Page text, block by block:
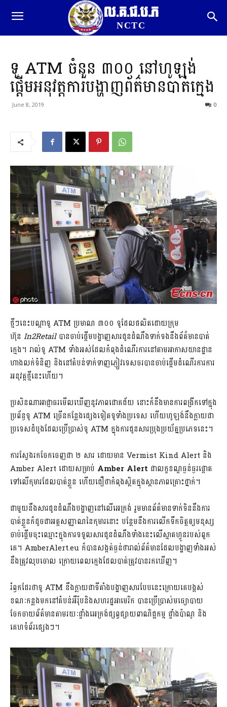
ល.គ.ជ.ប.ភ
NCTC
ទូ ATM ចំនួន ៣០០ ​នៅ​ហូឡង់
ផ្តើម​អនុវត្ត​ការ​បង្ហាញ​ព័ត៌មាន​បាត់​ក្មេង
June 8, 2019 0
ថ្មីៗ​នេះ​បណ្តា​ទូ ATM ប្រមាណ ៣០០ ទូ​ដែល​ផលិត​ដោយ​ក្រុម
ហ៊ុន In2Retail​បាន​ចាប់​ផ្តើម​បង្ហាញ​សារ​ជូន​ដំណឹង​ទាក់ទង​នឹង​ព័ត៌មាន​បាត់​
ក្មេង។ រាល់​ទូ ATM ទាំង​អស់​ដែល​កំពុង​ដំណើរការ​នៅ​តាម​អាកាសយានដ្ឋាន
ហាង​លក់​ទំនិញ ​និង​នៅ​តំបន់​ទាក់ទាញ​ភ្ញៀវ​ទេសចរ​បាន​ចាប់​ផ្តើម​ដំណើរការ​ការ​
អនុវត្ត​ថ្មី​នេះ​ហើយ។
ប្រសិន​ណា​អាជ្ញាធរ​មើល​ឃើញ​នូវ​ភាព​ជោគជ័យ នោះ​ក៏​នឹង​មាន​ការ​ពង្រីក​ទៅ​ក្នុង​
ប្រព័ន្ធ​ទូ ATM ​ច្រើន​កន្លែង​ផ្សេង​ទៀត​ទូទាំង​ប្រទេស ហើយ​ហូឡង់​នឹង​ក្លាយ​ជា​
ប្រទេស​ដំបូង​ដែល​ប្រើប្រាស់​ទូ ATM ក្នុង​ការ​ជូន​សារ​ប្រុងប្រយ័ត្ន​ប្រភេទ​នេះ។
ការ​ស្វែងរក​ចែក​ចេញ​ជា​ ២ សារ ដោយ​មាន Vermist Kind Alert និង
Amber Alert ដោយ​សម្រាប់ Amber Alert ជា​លក្ខខណ្ឌ​ធ្ងន់ធ្ងរ​ផ្តោត​
ទៅ​លើ​កុមារ​ដែល​បាត់​ខ្លួន ហើយ​ជឿ​ថា​កំពុង​ស្ថិត​ក្នុង​ស្ថានភាព​គ្រោះថ្នាក់។
ជាមួយ​នឹង​សារ​ជូន​ដំណឹង​បង្ហាញ​នៅ​លើ​អេក្រង់ ​រួម​មាន​ព័ត៌មាន​ទាក់ទិន​នឹង​ការ​
បាត់​ខ្លួន​ក៏​ដូច​ជា​អត្តសញ្ញាណ​នៃ​កុមារ​នោះ បន្ថែម​នឹង​ការ​លើក​ទឺក​ចិត្ត​ឲ្យ​មនុស្ស​
ចាប់​ផ្តើម​ចុះ​ឈ្មោះ​ក្នុង​ការ​ទទួល​សារ​ជូនដំណឹង​ទាំង​នេះ​លើ​ស្មាតហ្វូន​របស់​ពួក​
គេ។ AmberAlert.eu ក៏​បាន​សង្កត់​ធ្ងន់​ថា​រាល់​ព័ត៌មាន​ដែល​បង្ហាញ​ទាំង​អស់​
នឹង​ត្រូវ​លុប​ចោល ក្រោយ​ពេល​ក្មេង​ដែល​បាត់​ត្រូវ​បាន​រក​ឃើញ។
រំឭក​ដែរ​ថា​ទូ ATM ​នឹង​ក្លាយ​ជា​ទីតាំង​បង្ហាញ​សារ​បែប​នេះ​ក្រោយ​គេ​បង្អស់
ខណៈ​កន្លង​មក​នៅ​តំបន់​អឺរ៉ុប​និង​សហរដ្ឋអាមេរិក បាន​ប្រើប្រាស់​មធ្យោបាយ​
ចែកចាយ​ព័ត៌មាន​តាម​រយៈ​ផ្ទាំង​អេក្រង់​ផ្សព្វផ្សាយ​ពាណិជ្ជកម្ម ផ្ទាំង​ប៉ាណូ និង​
គេហទំព័រ​ផ្សេងៗ។